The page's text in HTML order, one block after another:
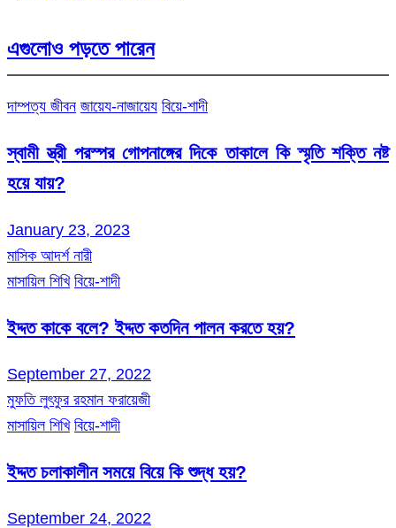
এগুলোও পড়তে পারেন
দাম্পত্য জীবন জায়েয-নাজায়েয বিয়ে-শাদী
স্বামী স্ত্রী পরস্পর গোপনাঙ্গের দিকে তাকালে কি স্মৃতি শক্তি নষ্ট
হয়ে যায়?
January 23, 2023
মাসিক আদর্শ নারী
মাসায়িল শিখি বিয়ে-শাদী
ইদ্দত কাকে বলে? ইদ্দত কতদিন পালন করতে হয়?
September 27, 2022
মুফতি লুৎফুর রহমান ফরায়েজী
মাসায়িল শিখি বিয়ে-শাদী
ইদ্দত চলাকালীন সময়ে বিয়ে কি শুদ্ধ হয়?
September 24, 2022